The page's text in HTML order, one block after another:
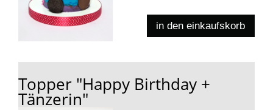
in den einkaufskorb
Topper "Happy Birthday +
Tänzerin"